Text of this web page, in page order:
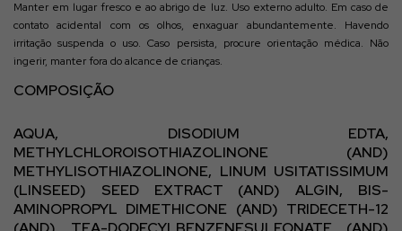
Manter em lugar fresco e ao abrigo de luz. Uso externo adulto. Em caso de
contato acidental com os olhos, enxaguar abundantemente. Havendo
irritação suspenda o uso. Caso persista, procure orientação médica. Não
ingerir, manter fora do alcance de crianças.
COMPOSIÇÃO
AQUA, DISODIUM EDTA,
METHYLCHLOROISOTHIAZOLINONE (AND)
METHYLISOTHIAZOLINONE, LINUM USITATISSIMUM
(LINSEED) SEED EXTRACT (AND) ALGIN, BIS-
AMINOPROPYL DIMETHICONE (AND) TRIDECETH-12